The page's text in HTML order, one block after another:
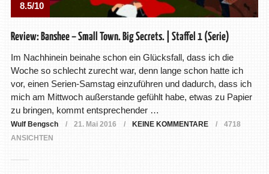
8.5/10
Review: Banshee – Small Town. Big Secrets. | Staffel 1 (Serie)
Im Nachhinein beinahe schon ein Glücksfall, dass ich die
Woche so schlecht zurecht war, denn lange schon hatte ich
vor, einen Serien-Samstag einzuführen und dadurch, dass ich
mich am Mittwoch außerstande gefühlt habe, etwas zu Papier
zu bringen, kommt entsprechender …
Wulf Bengsch 21. Mai 2016 KEINE KOMMENTARE
4718
ANSICHTEN